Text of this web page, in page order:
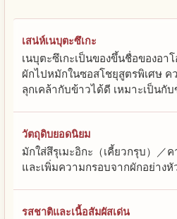
เสน่ห์เนบุตะซึเกะ
เนบุตะซึเกะเป็นของขึ้นชื่อของอา
ผักไปหมักในซอสโชยุสูตรพิเศษ ค
ลุกเคล้ากับข้าวได้ดี เหมาะเป็นกั
วัตถุดิบยอดนิยม
มักใส่สึรุเมะอิกะ（เคี้ยวกรุบ）／ค
และเพิ่มความกรอบจากผักอย่างหั
รสชาติและเนื้อสัมผัสเด่น